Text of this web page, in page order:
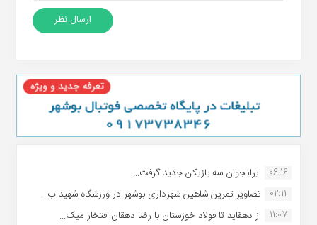
06:16 ایرانجوان سه بازیکن جدید گرفت...
02:11
تصاویر تمرین شاهین شهردارى بوشهر در ورزشگاه شهید ب...
11:07
از دهقاید تا فولاد خوزستان با رضا دهقان:افتخار میک...